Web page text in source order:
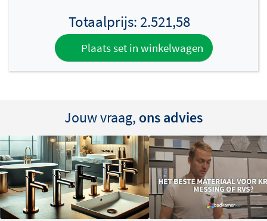
Totaalprijs: 2.521,58
Plaats set in winkelwagen
Jouw vraag, ons advies